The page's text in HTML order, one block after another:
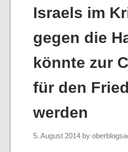
Israels im
gegen die
könnte zur
für den
werden
5. August 2014 by